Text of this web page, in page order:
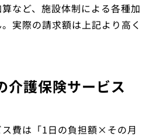
など、施設体制による各種加
実際の請求額は上記より高く
介護保険サービス
費は「1日の負担額×その月